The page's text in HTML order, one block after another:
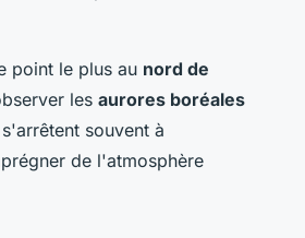
point le plus au nord de
les aurores boréales
s'arrêtent souvent à
de l'atmosphère